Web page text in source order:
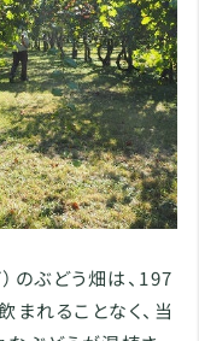
のぶどう畑は、197
れることなく、当